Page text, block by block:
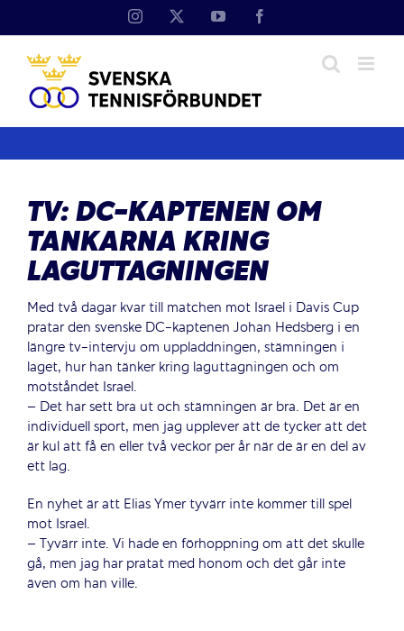
Instagram YouTube
TV: DC-KAPTENEN OM
TANKARNA KRING
LAGUTTAGNINGEN
Med två dagar kvar till matchen mot Israel i Davis Cup
pratar den svenske DC-kaptenen Johan Hedsberg i en
längre tv-intervju om uppladdningen, stämningen i
laget, hur han tänker kring laguttagningen och om
motståndet Israel.
– Det har sett bra ut och stämningen är bra. Det är en
individuell sport, men jag upplever att de tycker att det
är kul att få en eller två veckor per år när de är en del av
ett lag.
En nyhet är att Elias Ymer tyvärr inte kommer till spel
mot Israel.
– Tyvärr inte. Vi hade en förhoppning om att det skulle
gå, men jag har pratat med honom och det går inte
även om han ville.